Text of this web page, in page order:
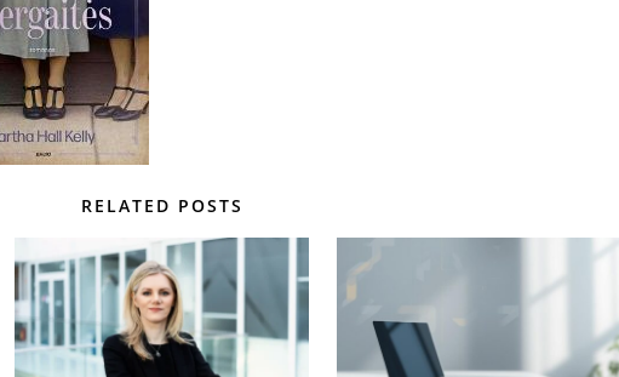
RELATED POSTS